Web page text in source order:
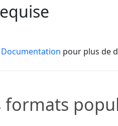
pour plus de
formats